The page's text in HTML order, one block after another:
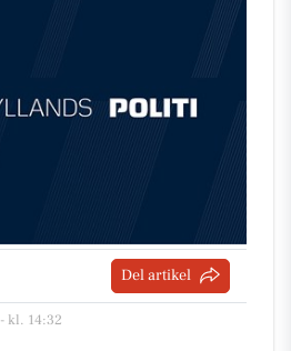
Del artikel
kl. 14:32